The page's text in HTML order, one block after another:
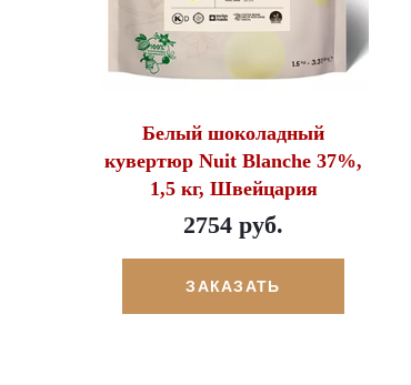
Белый шоколадный
кувертюр Nuit Blanche 37%,
1,5 кг, Швейцария
2754 руб.
ЗАКАЗАТЬ